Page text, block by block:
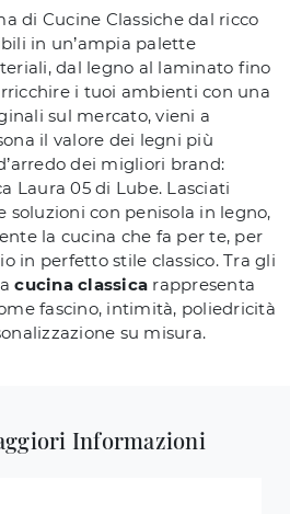
di Cucine Classiche dal ricco
in un’ampia palette
dal legno al laminato fino
i tuoi ambienti con una
sul mercato, vieni a
il valore dei legni più
dei migliori brand:
Laura 05 di Lube. Lasciati
soluzioni con penisola in legno,
la cucina che fa per te, per
in perfetto stile classico. Tra gli
cucina classica rappresenta
fascino, intimità, poliedricità
su misura.
Informazioni